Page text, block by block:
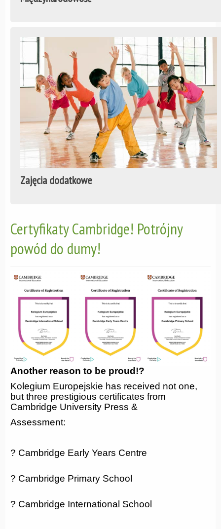
Zajęcia dodatkowe
Certyfikaty Cambridge! Potrójny
powód do dumy!
Another reason to be proud!?
Kolegium Europejskie has received not one,
but three prestigious certificates from
Cambridge University Press &
Assessment:
? Cambridge Early Years Centre
? Cambridge Primary School
? Cambridge International School